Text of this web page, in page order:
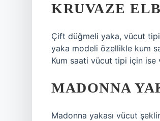
KRUVAZE
Çift düğmeli yaka, vücut
yaka modeli özellikle kum
Kum saati vücut tipi için ise
MADONNA
Madonna yakası vücut